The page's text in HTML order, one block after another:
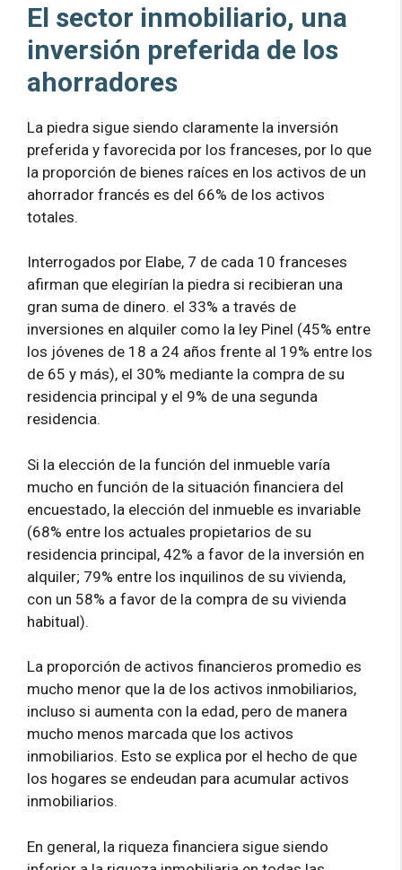
El sector inmobiliario, una
inversión preferida de los
ahorradores
La piedra sigue siendo claramente la inversión
preferida y favorecida por los franceses, por lo que
la proporción de bienes raíces en los activos de un
ahorrador francés es del 66% de los activos
totales.
Interrogados por Elabe, 7 de cada 10 franceses
afirman que elegirían la piedra si recibieran una
gran suma de dinero. el 33% a través de
inversiones en alquiler como la ley Pinel (45% entre
los jóvenes de 18 a 24 años frente al 19% entre los
de 65 y más), el 30% mediante la compra de su
residencia principal y el 9% de una segunda
residencia.
Si la elección de la función del inmueble varía
mucho en función de la situación financiera del
encuestado, la elección del inmueble es invariable
(68% entre los actuales propietarios de su
residencia principal, 42% a favor de la inversión en
alquiler; 79% entre los inquilinos de su vivienda,
con un 58% a favor de la compra de su vivienda
habitual).
La proporción de activos financieros promedio es
mucho menor que la de los activos inmobiliarios,
incluso si aumenta con la edad, pero de manera
mucho menos marcada que los activos
inmobiliarios. Esto se explica por el hecho de que
los hogares se endeudan para acumular activos
inmobiliarios.
En general, la riqueza financiera sigue siendo